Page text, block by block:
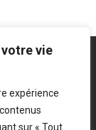
vie
expérience
sur « Tout